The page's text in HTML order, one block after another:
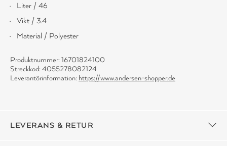
Liter / 46
Vikt / 3.4
Material / Polyester
Produktnummer: 16701824100
Streckkod: 4055278082124
Leverantörinformation: https://www.andersen-shopper.de
LEVERANS & RETUR